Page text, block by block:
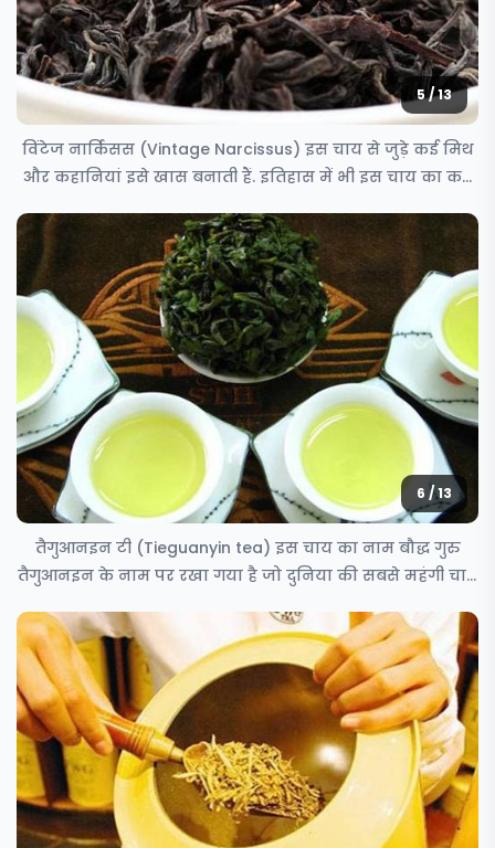
5 / 13
विंटेज नार्किसस (Vintage Narcissus) इस चाय से जुड़े कई मिथ
और कहानियां इसे खास बनाती हैं. इतिहास में भी इस चाय का कई
6 / 13
तैगुआनइन टी (Tieguanyin tea) इस चाय का नाम बौद्ध गुरु
तैगुआनइन के नाम पर रखा गया है जो दुनिया की सबसे महंगी चाय